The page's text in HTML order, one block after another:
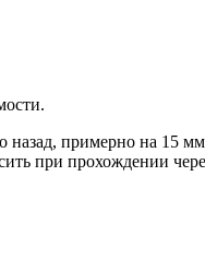
назад, примерно на 15
при прохождении